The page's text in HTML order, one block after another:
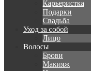
Карьеристка
Подарки
Свадьба
Уход за собой
Лицо
Волосы
Брови
Макияж